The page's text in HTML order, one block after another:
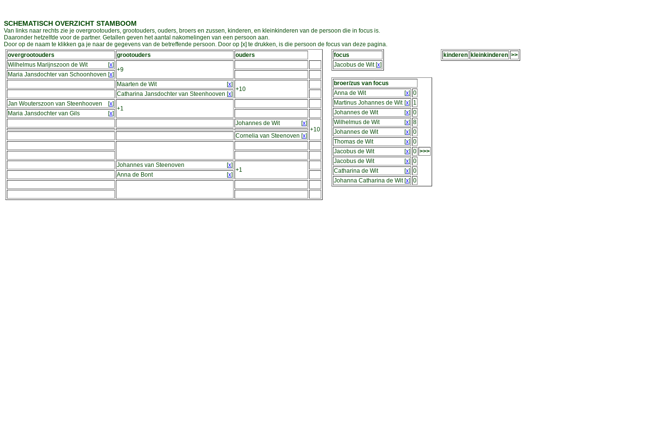
SCHEMATISCH OVERZICHT STAMBOOM
Van links naar rechts zie je overgrootouders, grootouders, ouders, broers en zussen, kinderen, en kleinkinderen van de persoon die in focus is.
Daaronder hetzelfde voor de partner. Getallen geven het aantal nakomelingen van een persoon aan.
Door op de naam te klikken ga je naar de gegevens van de betreffende persoon. Door op [x] te drukken, is die persoon de focus van deze pagina.
overgrootouders
grootouders
ouders
Wilhelmus Marijnszoon de Wit
[x]
+9
Maria Jansdochter van Schoonhoven [x]
Maarten de Wit
[x]
+10
Catharina Jansdochter van Steenhooven [x]
Jan Wouterszoon van Steenhooven
[x]
+1
Maria Jansdochter van Gils [x]
Johannes de Wit
[x]
+10
Cornelia van Steenoven [x]
Johannes van Steenoven [x]
+1
Anna de Bont [x]
focus
Jacobus de Wit[x]
broer/zus van focus
Anna de Wit
[x] 0
Martinus Johannes de Wit [x] 1
Johannes de Wit
[x] 0
Wilhelmus de Wit
[x] 8
Johannes de Wit
[x] 0
Thomas de Wit
[x] 0
Jacobus de Wit
[x] 0 >>>
Jacobus de Wit
[x] 0
Catharina de Wit
[x] 0
Johanna Catharina de Wit[x] 0
kinderen kleinkinderen >>